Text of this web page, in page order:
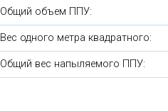
Общий объем ППУ:
Вес одного метра квадратного:
Общий вес напыляемого ППУ: